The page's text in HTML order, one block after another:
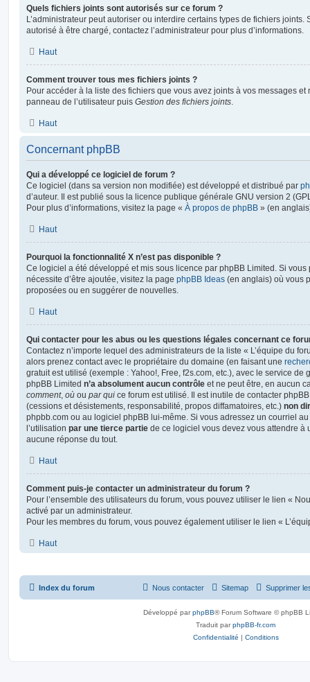
Quels fichiers joints sont autorisés sur ce forum ?
L’administrateur peut autoriser ou interdire certains types de fichiers joints.
autorisé à être chargé, contactez l’administrateur pour plus d’informations.
Haut
Comment trouver tous mes fichiers joints ?
Pour accéder à la liste des fichiers que vous avez joints à vos messages
panneau de l’utilisateur puis Gestion des fichiers joints
Haut
Concernant phpBB
Qui a développé ce logiciel de forum ?
Ce logiciel (dans sa version non modifiée) est développé et distribué par
d’auteur. Il est publié sous la licence publique générale GNU version 2
Pour plus d’informations, visitez la page « À propos de phpBB » (en
Haut
Pourquoi la fonctionnalité X n’est pas disponible ?
Ce logiciel a été développé et mis sous licence par phpBB Limited. Si vous
nécessite d’être ajoutée, visitez la page phpBB Ideas (en anglais) où vous
proposées ou en suggérer de nouvelles.
Haut
Qui contacter pour les abus ou les questions légales concernant ce
Contactez n’importe lequel des administrateurs de la liste « L’équipe du
alors prenez contact avec le propriétaire du domaine (en faisant une
gratuit est utilisé (exemple : Yahoo!, Free, f2s.com, etc.), avec le service de
phpBB Limited n’a absolument aucun contrôle et ne peut être, en aucun
comment, où ou par qui ce forum est utilisé. Il est inutile de contacter
(cessions et désistements, responsabilité, propos diffamatoires, etc.) non
phpbb.com ou au logiciel phpBB lui-même. Si vous adressez un courriel
l’utilisation par une tierce partie de ce logiciel vous devez vous attendre à
aucune réponse du tout.
Haut
Comment puis-je contacter un administrateur du forum ?
Pour l’ensemble des utilisateurs du forum, vous pouvez utiliser le lien «
activé par un administrateur.
Pour les membres du forum, vous pouvez également utiliser le lien «
Haut
Index du forum Supprimer
Sitemap
Nous contacter
Développé parphpBB® Forum Software © phpBB
Traduit parphpBB-fr.com
Confidentialité | Conditions